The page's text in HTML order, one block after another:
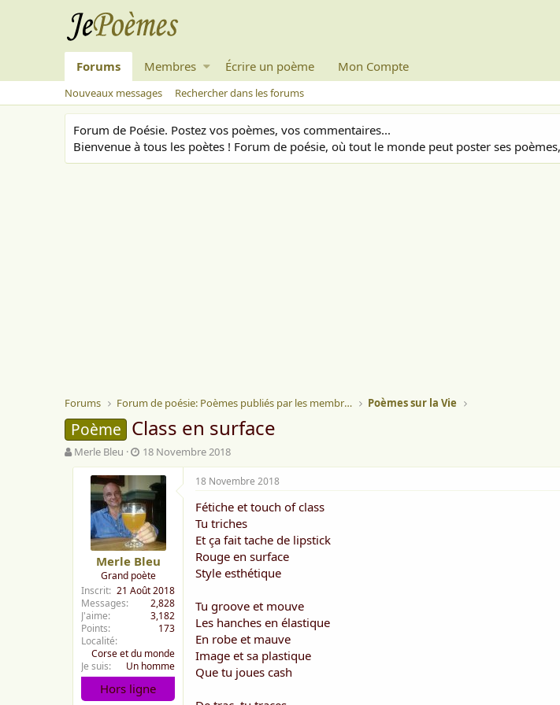
Forums Membres Écrire un poème Mon Compte
Nouveaux messages Rechercher dans les forums
Forum de Poésie. Postez vos poèmes, vos commentaires...
Bienvenue à tous les poètes ! Forum de poésie, où tout le monde peut poster ses
Forums Forum de poésie: Poèmes publiés par les membres Poèmes sur la Vie
Poème Class en surface
A
u
Merle Bleu
D
a
t
e
d
e
d
é
b
u
t
18 Novembre 2018
Merle Bleu
Grand poète
Inscrit 21 Août 2018
Messages
2,828
J'aime
3,182
Points
173
Localité
Corse et du monde
Je suis
Un homme
Hors ligne
18 Novembre 2018
Fétiche et touch of class
Tu triches
Et ça fait tache de lipstick
Rouge en surface
Style esthétique
Tu groove et mouve
Les hanches en élastique
En robe et mauve
Image et sa plastique
Que tu joues cash